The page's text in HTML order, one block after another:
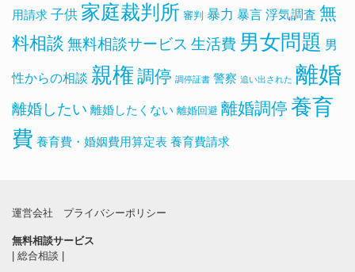
用請求 子供 家庭裁判所 審判 暴力 暴言 浮気調査 無
料相談 無料相談サービス 生活費 男女問題 男
性からの相談 親権 調停 調停証書 警察 追い出された 離婚
離婚したい 離婚したくない 離婚回避 離婚調停 養育
費 養育費・婚姻費用算定表 養育費請求
運営会社 プライバシーポリシー
無料相談サービス
総合相談